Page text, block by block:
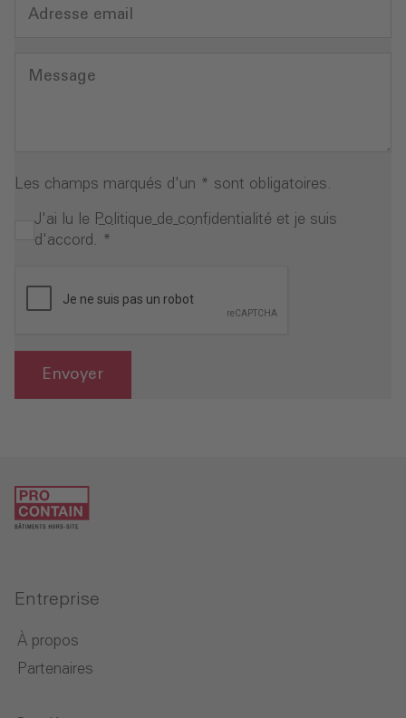
Adresse email
Message
Les champs marqués d'un * sont obligatoires.
J'ai lu le Politique de confidentialité et je suis
d'accord. *
Envoyer
Entreprise
À propos
Partenaires